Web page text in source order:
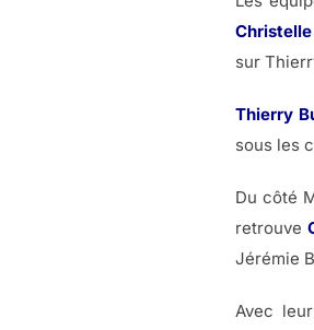
sur
Thierry
sous les
Du côté
retrouve
Jérémie
Avec